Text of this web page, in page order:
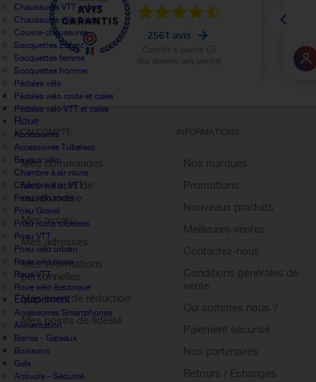
Chaussures VTT enfant
Chaussures vélo hiver
Couvre-chaussures
Socquettes Enfant
Socquettes femme
Socquettes homme
Pédales vélo
Pédales velo route et cales
Pédales velo VTT et cales
Roue
Accessoires
Accessoires Tubeless
Boyaux vélo
Chambre à air route
Chambre à air VTT
Pneu vélo route
Pneu Gravel
Pneu route tubeless
Pneu VTT
Pneu vélo urbain
Roue vélo route
Roue VTT
Roue vélo électrique
Équipement
Accessoires Smartphones
Alimentation
Barres - Gateaux
Boissons
Gels
Antivols - Sécurité
MON COMPTE
Mes commandes
Mes retours de
marchandise
Mes avoirs
Mes adresses
Mes informations
personnelles
Mes bons de réduction
Mes points de fidélité
Sign out
INFORMATIONS
Nos marques
Promotions
Nouveaux produits
Meilleures ventes
Contactez-nous
Conditions générales de
vente
Qui sommes nous ?
Paiement sécurisé
Nos partenaires
Retours / Echanges